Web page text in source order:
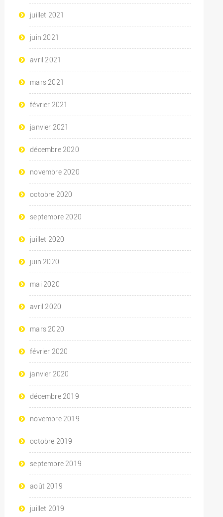
juillet 2021
juin 2021
avril 2021
mars 2021
février 2021
janvier 2021
décembre 2020
novembre 2020
octobre 2020
septembre 2020
juillet 2020
juin 2020
mai 2020
avril 2020
mars 2020
février 2020
janvier 2020
décembre 2019
novembre 2019
octobre 2019
septembre 2019
août 2019
juillet 2019